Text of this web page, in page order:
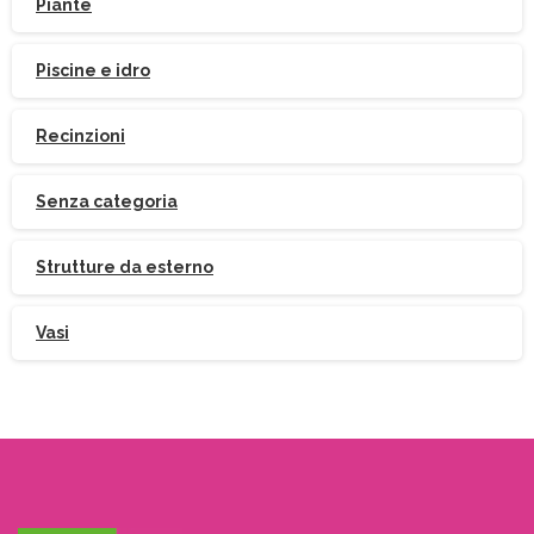
Piante
Piscine e idro
Recinzioni
Senza categoria
Strutture da esterno
Vasi